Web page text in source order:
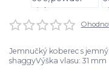
Jemnučký koberec s
shaggyVýška vlasu: 31 mm